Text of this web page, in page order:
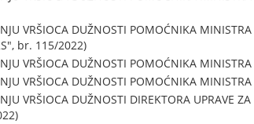
VRŠIOCA DUŽNOSTI POMOĆNIKA
br. 115/2022)
VRŠIOCA DUŽNOSTI POMOĆNIKA
VRŠIOCA DUŽNOSTI POMOĆNIKA
VRŠIOCA DUŽNOSTI DIREKTORA UPRAVE